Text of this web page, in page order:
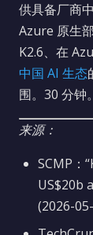
供具备厂商
Azure 原生
K2.6、在
中国 AI 生态
围。30 分钟
来源：
SCMP：
US$20b
(2026-